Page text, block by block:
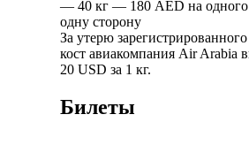
— 40 кг — 180 AED на одного
одну сторону
За утерю
кост авиакомпания Air Arabia
20 USD за 1 кг.
Билеты